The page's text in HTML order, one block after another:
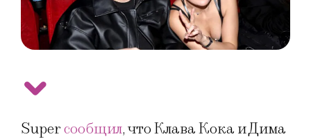
Superсообщил, что Клава Кока и Дима